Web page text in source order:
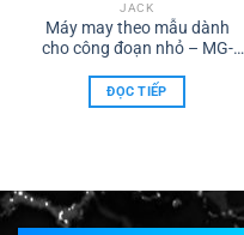
JACK
Máy may theo mẫu dành
cho công đoạn nhỏ – MG-
ĐỌC TIẾP